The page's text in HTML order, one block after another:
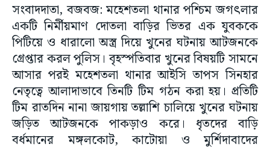
সংবাদদাতা, বজবজ: মহেশতলা থানার পশ্চিম জগৎলার
একটি নির্মীয়মাণ দোতলা বাড়ির ভিতর এক যুবককে
পিটিয়ে ও ধারালো অস্ত্র দিয়ে খুনের ঘটনায় আটজনকে
গ্রেপ্তার করল পুলিস। বৃহস্পতিবার খুনের বিষয়টি সামনে
আসার পরই মহেশতলা থানার আইসি তাপস সিনহার
নেতৃত্বে আলাদাভাবে তিনটি টিম গঠন করা হয়। প্রতিটি
টিম রাতদিন নানা জায়গায় তল্লাশি চালিয়ে খুনের ঘটনায়
জড়িত আটজনকে পাকড়াও করে। ধৃতদের বাড়ি
বর্ধমানের মঙ্গলকোট, কাটোয়া ও মুর্শিদাবাদের